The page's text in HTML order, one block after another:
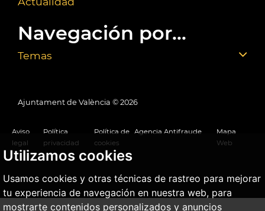
Utilizamos cookies
Usamos cookies y otras técnicas de rastreo para mejorar
tu experiencia de navegación en nuestra web, para
mostrarte contenidos personalizados y anuncios
Navegación por...
Temas
Ajuntament de València © 2026
Aviso
legal
Política
privacidad
Política de
cookies
Agencia Antifraude
Mapa
Web